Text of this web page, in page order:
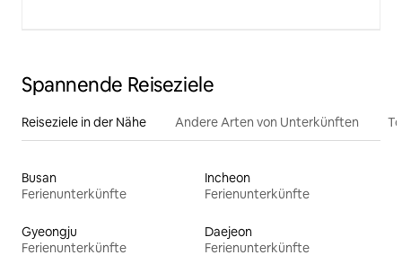
Spannende Reiseziele
Reiseziele in der Nähe Andere Arten von Unterkünften
Busan
Ferienunterkünfte
Incheon
Ferienunterkünfte
Gyeongju
Ferienunterkünfte
Daejeon
Ferienunterkünfte